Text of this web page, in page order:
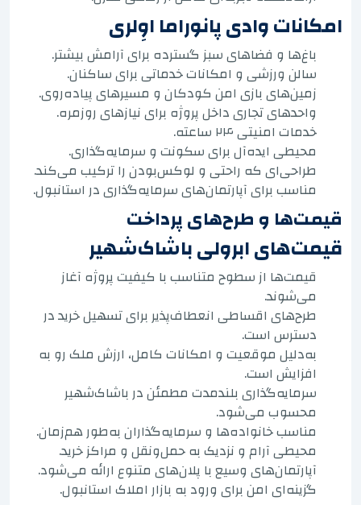
امکانات وادی پانوراما اوِلری
باغ‌ها و فضاهای سبز گسترده برای آرامش بیشتر.
سالن ورزشی و امکانات خدماتی برای ساکنان.
زمین‌های بازی امن کودکان و مسیرهای پیاده‌روی.
واحدهای تجاری داخل پروژه برای نیازهای روزمره.
خدمات امنیتی ۲۴ ساعته.
محیطی ایده‌آل برای سکونت و سرمایه‌گذاری.
طراحی‌ای که راحتی و لوکس‌بودن را ترکیب می‌کند.
مناسب برای آپارتمان‌های سرمایه‌گذاری در استانبول.
قیمت‌ها و طرح‌های پرداخت
قیمت‌های ابرولی باشاک‌شهیر
قیمت‌ها از سطوح متناسب با کیفیت پروژه آغاز
می‌شوند.
طرح‌های اقساطی انعطاف‌پذیر برای تسهیل خرید در
دسترس است.
به‌دلیل موقعیت و امکانات کامل، ارزش ملک رو به
افزایش است.
سرمایه‌گذاری بلندمدت مطمئن در باشاک‌شهیر
محسوب می‌شود.
مناسب خانواده‌ها و سرمایه‌گذاران به‌طور هم‌زمان.
محیطی آرام و نزدیک به حمل‌ونقل و مراکز خرید.
آپارتمان‌های وسیع با پلان‌های متنوع ارائه می‌شود.
گزینه‌ای امن برای ورود به بازار املاک استانبول.